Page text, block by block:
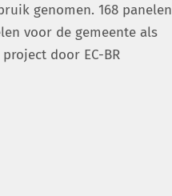
genomen. 168 panelen
voor de gemeente als
door EC-BR